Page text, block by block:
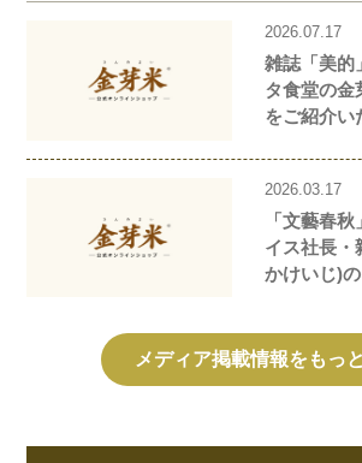
2026.07.17
雑誌「美的
タ食堂の金
をご紹介い
2026.03.17
「文藝春
イス社長・
かけいじ)
メディア掲載情報をもっ